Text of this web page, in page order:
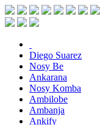
Diego Suarez
Nosy Be
Ankarana
Nosy Komba
Ambilobe
Ambanja
Ankify